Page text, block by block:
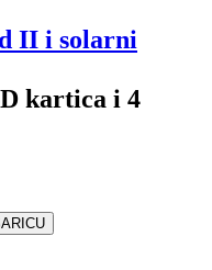
II i solarni
kartica i 4